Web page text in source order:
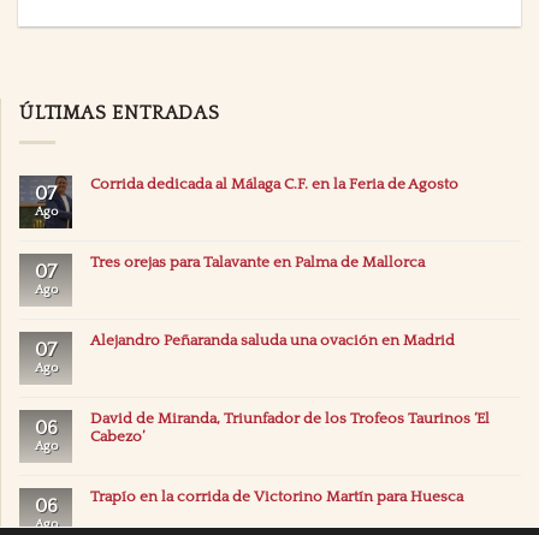
ÚLTIMAS ENTRADAS
07
Ago
Corrida dedicada al Málaga C.F. en la Feria de Agosto
07
Ago
Tres orejas para Talavante en Palma de Mallorca
07
Ago
Alejandro Peñaranda saluda una ovación en Madrid
06
Ago
David de Miranda, Triunfador de los Trofeos Taurinos ‘El
Cabezo’
06
Ago
Trapío en la corrida de Victorino Martín para Huesca